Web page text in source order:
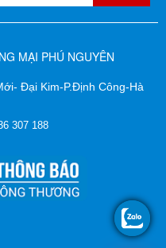
MẠI PHÚ NGUYÊN
Đại Kim-P.Định Công-Hà
307 188